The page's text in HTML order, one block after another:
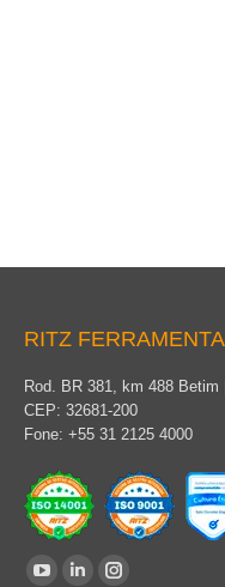
RITZ
Rod. BR 381, km 488 Betim
CEP: 32681-200
Fone: +55 31 2125 4000
Find us on:
LinkedinInstagram